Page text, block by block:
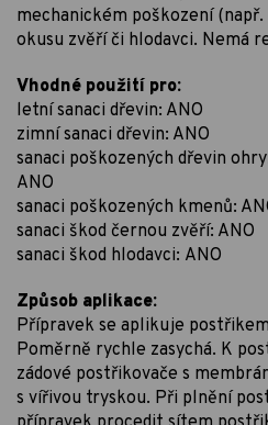
mechanickém poškození (např.
okusu zvěří či hlodavci. Nemá
Vhodné použití pro:
letní sanaci dřevin: ANO
zimní sanaci dřevin: ANO
sanaci poškozených dřevin
ANO
sanaci poškozených kmenů:
sanaci škod černou zvěří: ANO
sanaci škod hlodavci: ANO
Způsob aplikace:
Přípravek se aplikuje
Poměrně rychle zasychá. K
zádové postřikovače s
s vířivou tryskou. Při plnění